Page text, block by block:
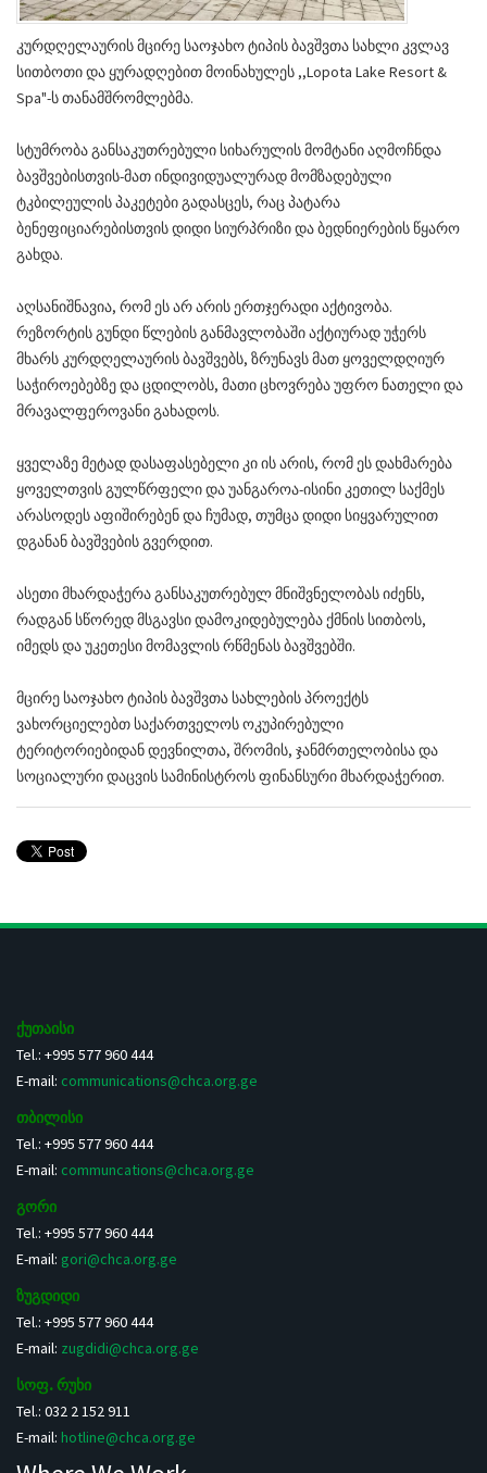
კურდღელაურის მცირე საოჯახო ტიპის ბავშვთა სახლი კვლავ
სითბოთი და ყურადღებით მოინახულეს ,,Lopota Lake Resort &
Spa"-ს თანამშრომლებმა.
სტუმრობა განსაკუთრებული სიხარულის მომტანი აღმოჩნდა
ბავშვებისთვის-მათ ინდივიდუალურად მომზადებული
ტკბილეულის პაკეტები გადასცეს, რაც პატარა
ბენეფიციარებისთვის დიდი სიურპრიზი და ბედნიერების წყარო
გახდა.
აღსანიშნავია, რომ ეს არ არის ერთჯერადი აქტივობა.
რეზორტის გუნდი წლების განმავლობაში აქტიურად უჭერს
მხარს კურდღელაურის ბავშვებს, ზრუნავს მათ ყოველდღიურ
საჭიროებებზე და ცდილობს, მათი ცხოვრება უფრო ნათელი და
მრავალფეროვანი გახადოს.
ყველაზე მეტად დასაფასებელი კი ის არის, რომ ეს დახმარება
ყოველთვის გულწრფელი და უანგაროა-ისინი კეთილ საქმეს
არასოდეს აფიშირებენ და ჩუმად, თუმცა დიდი სიყვარულით
დგანან ბავშვების გვერდით.
ასეთი მხარდაჭერა განსაკუთრებულ მნიშვნელობას იძენს,
რადგან სწორედ მსგავსი დამოკიდებულება ქმნის სითბოს,
იმედს და უკეთესი მომავლის რწმენას ბავშვებში.
მცირე საოჯახო ტიპის ბავშვთა სახლების პროექტს
ვახორციელებთ საქართველოს ოკუპირებული
ტერიტორიებიდან დევნილთა, შრომის, ჯანმრთელობისა და
სოციალური დაცვის სამინისტროს ფინანსური მხარდაჭერით.
ქუთაისი
Tel.: +995 577 960 444
E-mail: communications@chca.org.ge
თბილისი
Tel.: +995 577 960 444
E-mail: communcations@chca.org.ge
გორი
Tel.: +995 577 960 444
E-mail: gori@chca.org.ge
ზუგდიდი
Tel.: +995 577 960 444
E-mail: zugdidi@chca.org.ge
სოფ. რუხი
Tel.: 032 2 152 911
E-mail: hotline@chca.org.ge